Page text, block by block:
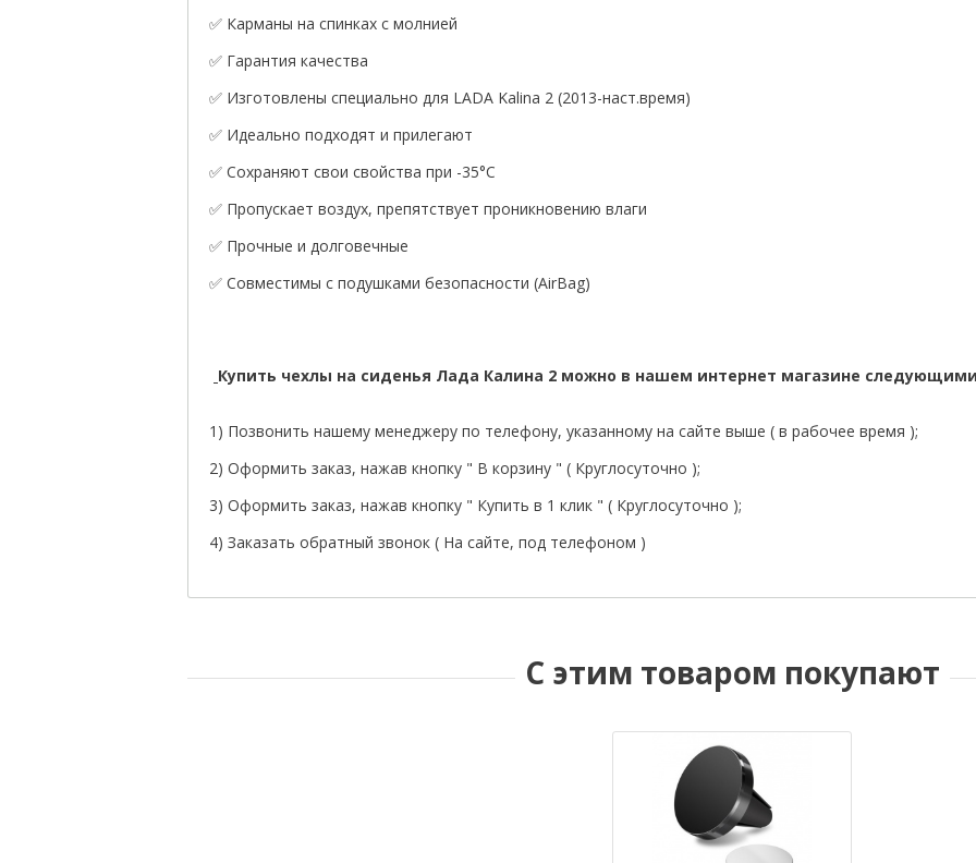
✅ Карманы на спинках с молнией
✅ Гарантия качества
✅ Изготовлены специально для LADA Kalina 2 (2013-наст.время)
✅ Идеально подходят и прилегают
✅ Сохраняют свои свойства при -35°С
✅ Пропускает воздух, препятствует проникновению влаги
✅ Прочные и долговечные
✅ Совместимы с подушками безопасности (AirBag)
Купить чехлы на сиденья Лада Калина 2 можно в нашем интернет магазине
1) Позвонить нашему менеджеру по телефону, указанному на сайте выше ( в рабочее время );
2) Оформить заказ, нажав кнопку " В корзину " ( Круглосуточно );
3) Оформить заказ, нажав кнопку " Купить в 1 клик " ( Круглосуточно );
4) Заказать обратный звонок ( На сайте, под телефоном )
С этим товаром покупают